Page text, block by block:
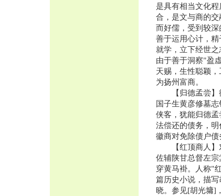
是具有相当文化
合，是文与商的
而好儒，受到较
善于运用心计，
就学，立下经世
由于善于洞察"盈
天赐，生性聪颖
为扬州富商。
【归德孟尝】徽
国子生黄彦修墓
侠客，犹能归德
法偿还的债务，
徽商对免除债户
【红顶商人】对
佐辅陕甘总督左
穿黄马褂。人称"
篇历史小说，描
晓。参见[胡光墉]